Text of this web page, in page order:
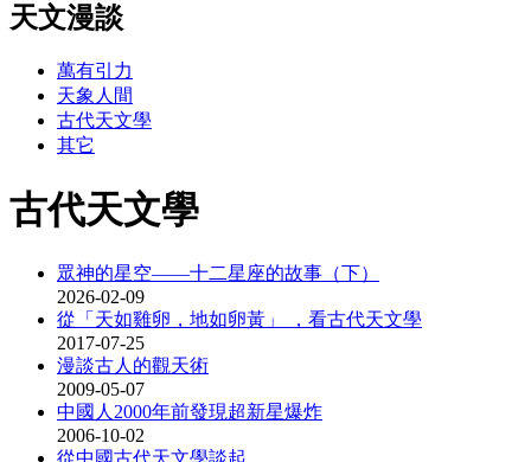
天文漫談
萬有引力
天象人間
古代天文學
其它
古代天文學
眾神的星空——十二星座的故事（下）
2026-02-09
從「天如雞卵，地如卵黃」 ，看古代天文學
2017-07-25
漫談古人的觀天術
2009-05-07
中國人2000年前發現超新星爆炸
2006-10-02